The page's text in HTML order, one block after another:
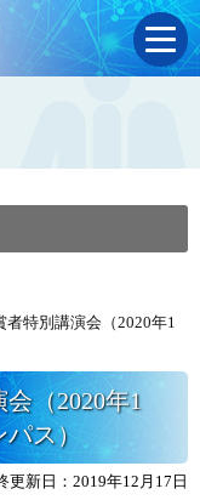
特別講演会（2020年1
（2020年1
ス）
更新日：2019年12月17日